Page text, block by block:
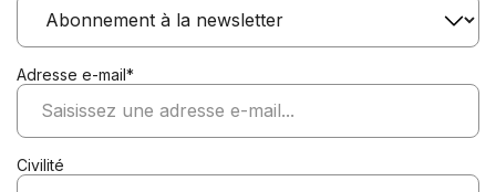
Adresse e-mail*
Civilité